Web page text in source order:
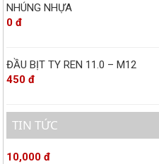
NHÚNG NHỰA
0 đ
ĐẦU BỊT TY REN 11.0 – M12
450 đ
TIN TỨC
10,000 đ